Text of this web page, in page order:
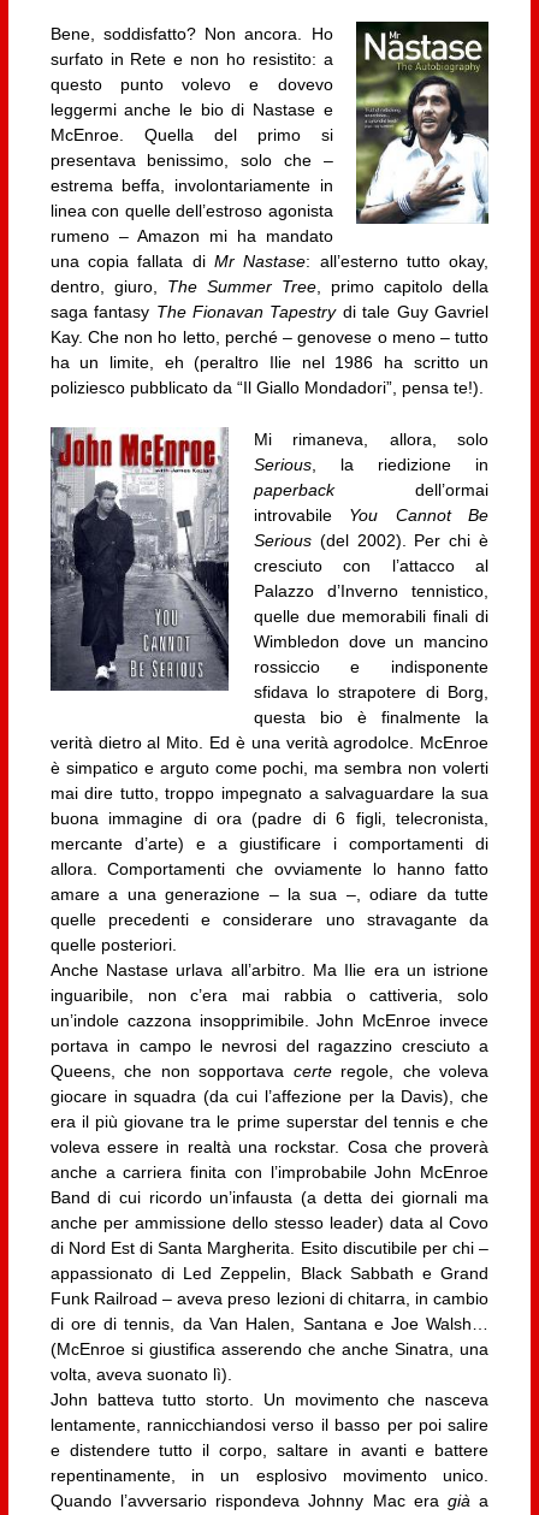
Bene, soddisfatto? Non ancora. Ho
surfato in Rete e non ho resistito: a
questo punto volevo e dovevo
leggermi anche le bio di Nastase e
McEnroe. Quella del primo si
presentava benissimo, solo che –
estrema beffa, involontariamente in
linea con quelle dell’estroso agonista
rumeno – Amazon mi ha mandato
una copia fallata di Mr Nastase: all’esterno tutto okay,
dentro, giuro, The Summer Tree , primo capitolo della
saga fantasy The Fionavan Tapestry di tale Guy Gavriel
Kay. Che non ho letto, perché – genovese o meno – tutto
ha un limite, eh (peraltro Ilie nel 1986 ha scritto un
poliziesco pubblicato da “Il Giallo Mondadori”, pensa te!).
Mi rimaneva, allora, solo
Serious, la riedizione in
paperbackdell’ormai
introvabile You Cannot Be
Serious (del 2002). Per chi è
cresciuto con l’attacco al
Palazzo d’Inverno tennistico,
quelle due memorabili finali di
Wimbledon dove un mancino
rossiccio e indisponente
sfidava lo strapotere di Borg,
questa bio è finalmente la
verità dietro al Mito. Ed è una verità agrodolce. McEnroe
è simpatico e arguto come pochi, ma sembra non volerti
mai dire tutto, troppo impegnato a salvaguardare la sua
buona immagine di ora (padre di 6 figli, telecronista,
mercante d’arte) e a giustificare i comportamenti di
allora. Comportamenti che ovviamente lo hanno fatto
amare a una generazione – la sua –, odiare da tutte
quelle precedenti e considerare uno stravagante da
quelle posteriori.
Anche Nastase urlava all’arbitro. Ma Ilie era un istrione
inguaribile, non c’era mai rabbia o cattiveria, solo
un’indole cazzona insopprimibile. John McEnroe invece
portava in campo le nevrosi del ragazzino cresciuto a
Queens, che non sopportava certe regole, che voleva
giocare in squadra (da cui l’affezione per la Davis), che
era il più giovane tra le prime superstar del tennis e che
voleva essere in realtà una rockstar. Cosa che proverà
anche a carriera finita con l’improbabile John McEnroe
Band di cui ricordo un’infausta (a detta dei giornali ma
anche per ammissione dello stesso leader) data al Covo
di Nord Est di Santa Margherita. Esito discutibile per chi –
appassionato di Led Zeppelin, Black Sabbath e Grand
Funk Railroad – aveva preso lezioni di chitarra, in cambio
di ore di tennis, da Van Halen, Santana e Joe Walsh…
(McEnroe si giustifica asserendo che anche Sinatra, una
volta, aveva suonato lì).
John batteva tutto storto. Un movimento che nasceva
lentamente, rannicchiandosi verso il basso per poi salire
e distendere tutto il corpo, saltare in avanti e battere
repentinamente, in un esplosivo movimento unico.
Quando l’avversario rispondeva Johnny Mac eragià a